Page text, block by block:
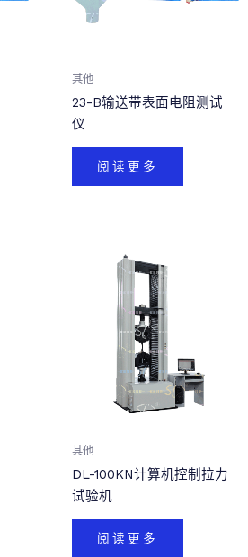
其他
23-B输送带表面电阻测试
仪
阅读更多
其他
DL-100KN计算机控制拉力
试验机
阅读更多